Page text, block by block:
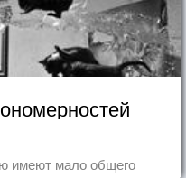
имеют мало общего